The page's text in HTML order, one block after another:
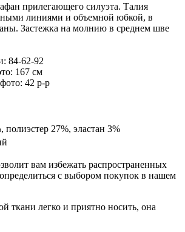
прилегающего силуэта. Талия
линиями и объемной юбкой, в
Застежка на молнию в среднем шве
84-62-92
167 см
42 р-р
полиэстер 27%, эластан 3%
вам избежать распространенных
с выбором покупок в нашем
ткани легко и приятно носить, она